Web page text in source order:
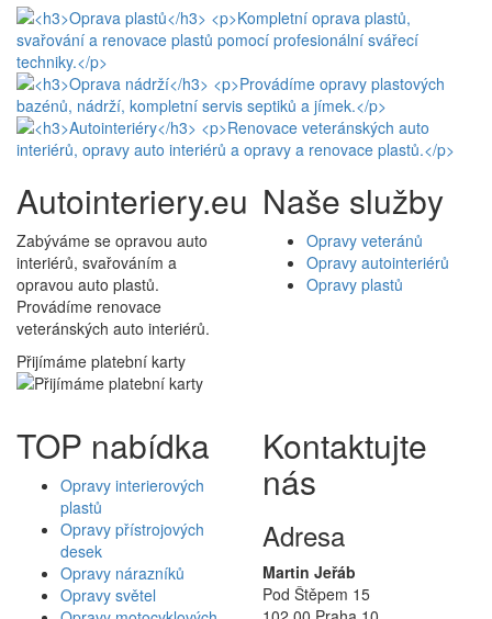
Autointeriery.eu
Zabýváme se opravou auto
interiérů, svařováním a
opravou auto plastů.
Provádíme renovace
veteránských auto interiérů.
Přijímáme platební karty
Naše služby
Opravy veteránů
Opravy autointeriérů
Opravy plastů
TOP nabídka
Opravy interierových
plastů
Opravy přístrojových
desek
Opravy nárazníků
Opravy světel
Kontaktujte
nás
Adresa
Martin Jeřáb
Pod Štěpem 15